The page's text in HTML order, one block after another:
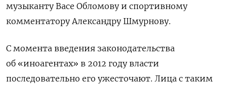
музыканту Васе Обломову и спортивному
комментатору Александру Шмурнову.
С момента введения законодательства
об «иноагентах» в 2012 году власти
последовательно его ужесточают. Лица с таким